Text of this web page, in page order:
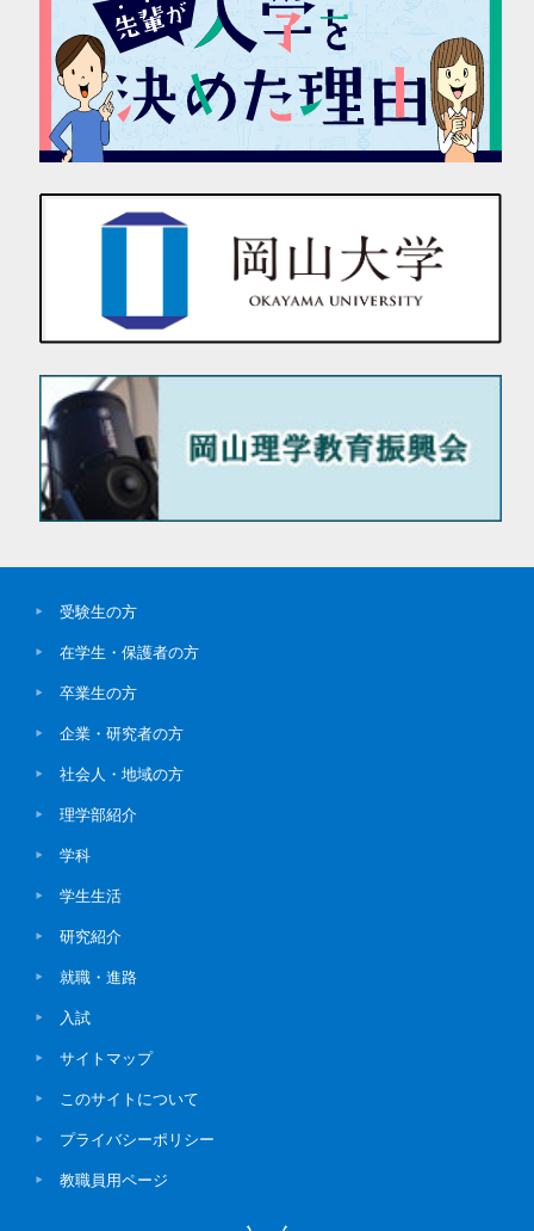
受験生の方
在学生・保護者の方
卒業生の方
企業・研究者の方
社会人・地域の方
理学部紹介
学科
学生生活
研究紹介
就職・進路
入試
サイトマップ
このサイトについて
プライバシーポリシー
教職員用ページ